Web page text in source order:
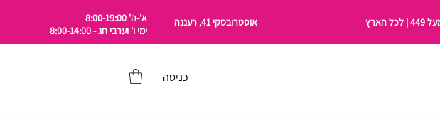
א'-ה' 8:00-19:00
ימי ו' וערבי חג - 8:00-14:00
אוסטרובסקי 41, רעננה
כניסה